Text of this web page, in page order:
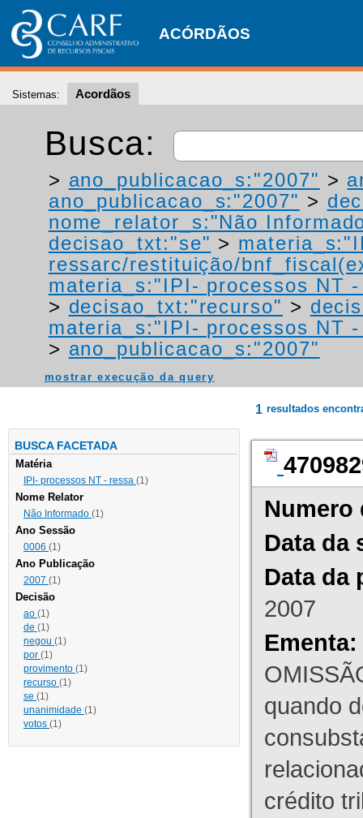
ACÓRDÃOS
Sistemas: Acordãos
Busca:
> ano_publicacao_s:"2007" >
ano_publicacao_s:"2007" >
nome_relator_s:"Não
decisao_txt:"se" >
ressarc/restituição/
materia_s:"IPI- processos NT
> decisao_txt:"recurso" >
materia_s:"IPI- processos NT
> ano_publicacao_s:"2007"
mostrar execução da query
BUSCA FACETADA
Matéria
IPI- processos NT - ressa (1)
Nome Relator
Não Informado (1)
Ano Sessão
0006 (1)
Ano Publicação
2007 (1)
Decisão
ao (1)
de (1)
negou (1)
por (1)
provimento (1)
recurso (1)
se (1)
unanimidade (1)
votos (1)
1 resultados
Numero
Data da
Data da
2007
Ementa:
quando
crédito